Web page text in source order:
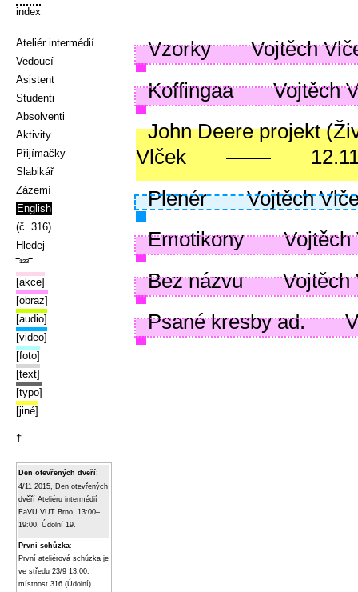
index
Ateliér intermédií
Vedoucí
Asistent
Studenti
Absolventi
Aktivity
Přijímačky
Slabikář
Zázemí
English
(č. 316)
Hledej
‾¹²³‾
[akce]
[obraz]
[audio]
[video]
[foto]
[text]
[typo]
[jiné]
†
Den otevřených dveří:
4/11 2015, Den otevřených
dvěří Ateliéru intermédií
FaVU VUT Brno, 13:00–
19:00, Údolní 19.
První schůzka:
První ateliérová schůzka je
ve středu 23/9 13:00,
místnost 316 (Údolní).
Vzorky
Vojtěch
Koffingaa
Vojtěch
John Deere projekt
Vlček
Plenér
Vojtěch
Emotikony
Vojtěch
Bez názvu
Vojtěch
Psané kresby ad.